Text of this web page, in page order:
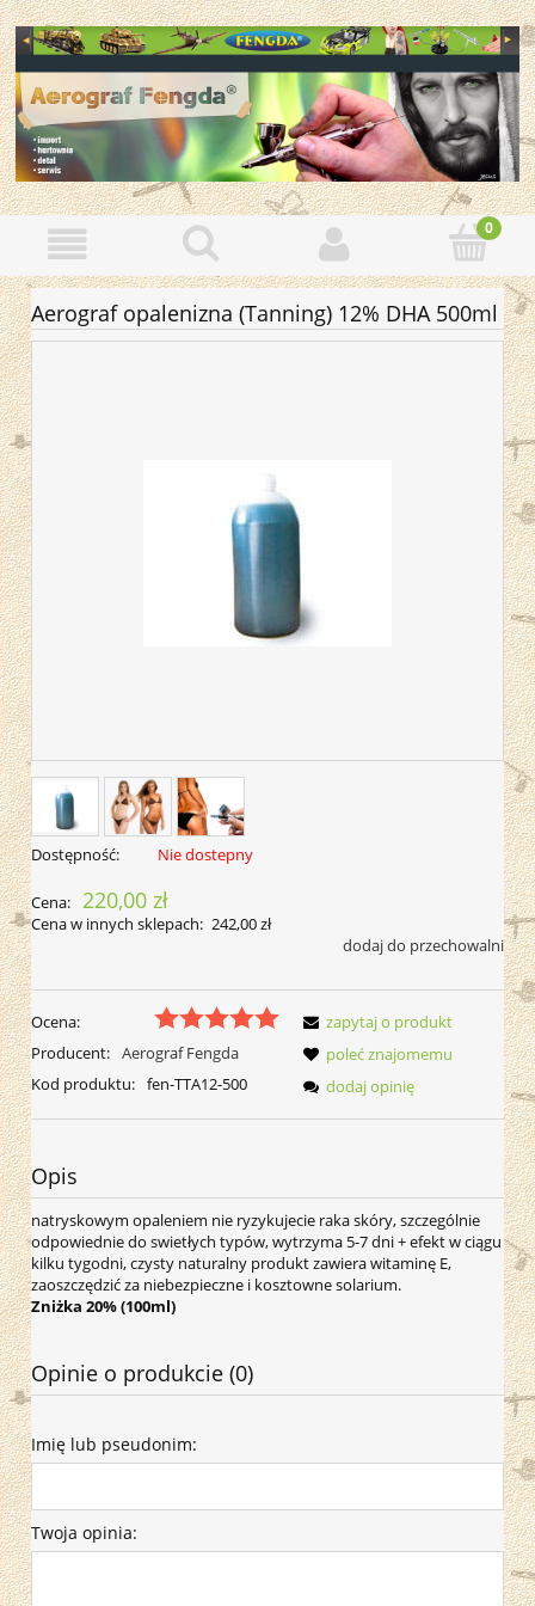
Aerograf opalenizna (Tanning) 12% DHA 500ml
Dostępność: Nie dostepny
Cena: 220,00 zł
Cena w innych sklepach: 242,00 zł
dodaj do przechowalni
Ocena:
Producent: Aerograf Fengda
Kod produktu: fen-TTA12-500
zapytaj o produkt
poleć znajomemu
dodaj opinię
Opis
natryskowym opaleniem nie ryzykujecie raka skóry, szczególnie
odpowiednie do swietłych typów, wytrzyma 5-7 dni + efekt w ciągu
kilku tygodni, czysty naturalny produkt zawiera witaminę E,
zaoszczędzić za niebezpieczne i kosztowne solarium.
Zniżka 20% (100ml)
Opinie o produkcie (0)
Imię lub pseudonim:
Twoja opinia: